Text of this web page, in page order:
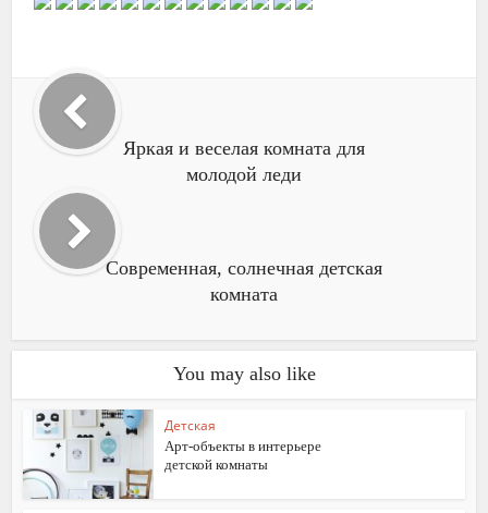
Яркая и веселая комната для
молодой леди
Современная, солнечная детская
комната
You may also like
Детская
Арт-объекты в интерьере
детской комнаты